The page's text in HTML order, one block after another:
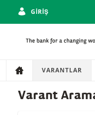
GIRIŞ
Gezinti
Sitede
VARANTLAR
Ürünler
Varant